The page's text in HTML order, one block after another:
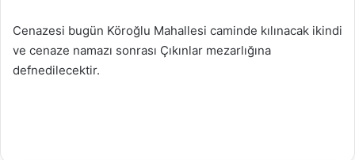
Cenazesi bugün Köroğlu Mahallesi caminde kılınacak ikindi
ve cenaze namazı sonrası Çıkınlar mezarlığına
defnedilecektir.